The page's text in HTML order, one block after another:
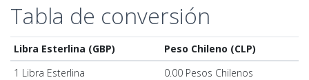
Tabla de conversión
Libra Esterlina (GBP)
Peso Chileno (CLP)
1 Libra Esterlina
0.00 Pesos Chilenos